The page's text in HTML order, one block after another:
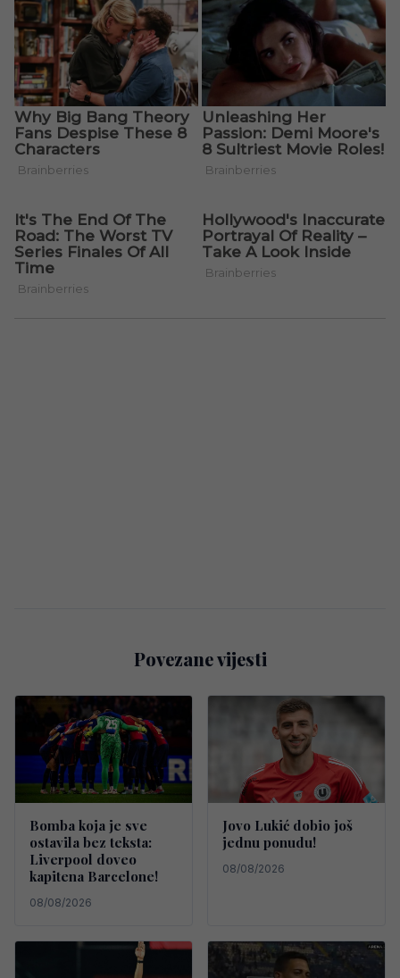
Povezane vijesti
Bomba koja je sve
ostavila bez teksta:
Liverpool doveo
kapitena Barcelone!
08/08/2026
Jovo Lukić dobio još
jednu ponudu!
08/08/2026